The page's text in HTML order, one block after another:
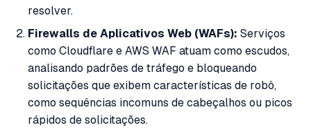
resolver.
Firewalls de Aplicativos Web (WAFs): Serviços
como Cloudflare e AWS WAF atuam como escudos,
analisando padrões de tráfego e bloqueando
solicitações que exibem características de robô,
como sequências incomuns de cabeçalhos ou picos
rápidos de solicitações.